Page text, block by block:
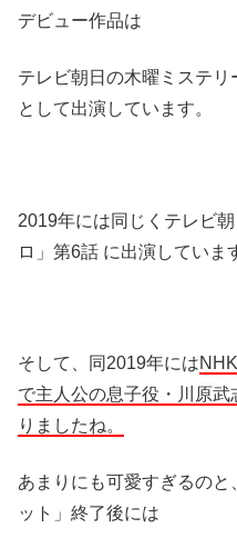
デビュー作品は
テレビ朝日の木曜ミステ
として出演しています。
2019年には同じくテレビ
ロ」第6話 に出演していま
そして、同2019年には
で主人公の息子役・川原
りましたね。
あまりにも可愛すぎるの
ット」終了後には